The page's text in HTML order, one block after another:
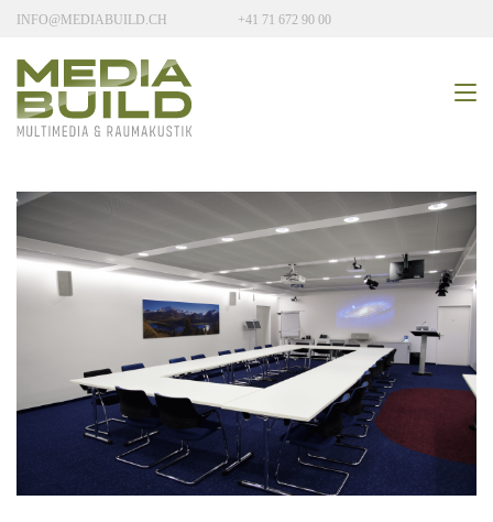
INFO@MEDIABUILD.CH +41 71 672 90 00